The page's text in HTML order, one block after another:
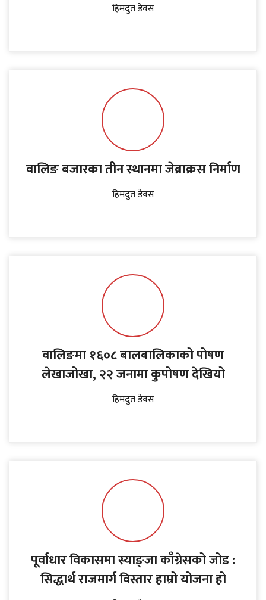
हिमदुत डेक्स
वालिङ बजारका तीन स्थानमा जेब्राक्रस निर्माण
हिमदुत डेक्स
वालिङमा १६०८ बालबालिकाको पोषण
लेखाजोखा, २२ जनामा कुपोषण देखियो
हिमदुत डेक्स
पूर्वाधार विकासमा स्याङ्जा काँग्रेसको जोड :
सिद्धार्थ राजमार्ग विस्तार हाम्रो योजना हो